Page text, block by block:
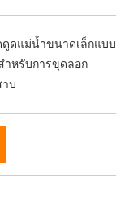
ดูดแม่น้ำขนาดเล็กแบบ
ำหรับการขุดลอก
าบ